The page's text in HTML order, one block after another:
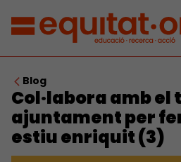
Blog
Col·labora amb el
ajuntament per
estiu enriquit (3)